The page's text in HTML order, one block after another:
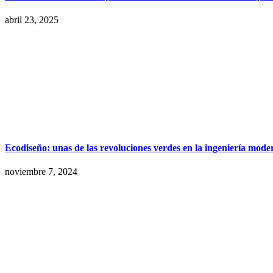
abril 23, 2025
Ecodiseño: unas de las revoluciones verdes en la ingeniería
noviembre 7, 2024